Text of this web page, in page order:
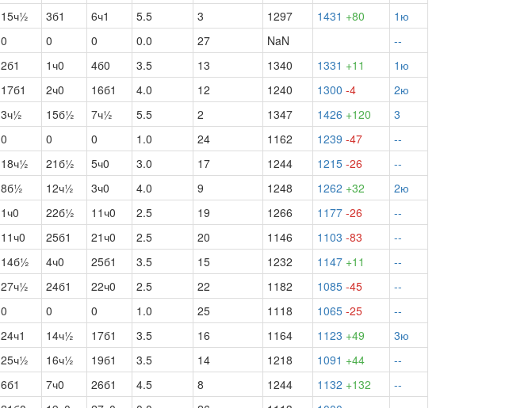
15ч½ 3б1 6ч1 5.5 3 1297 1431 +80
1ю
0 0 0 0.0 27 NaN
--
2б1 1ч0 4б0 3.5 13 1340 1331 +11
1ю
17б1 2ч0 16б1 4.0 12 1240 1300 -4
2ю
3ч½ 15б½ 7ч½ 5.5 2 1347 1426 +120
3
0 0 0 1.0 24 1162 1239 -47
--
18ч½ 21б½ 5ч0 3.0 17 1244 1215 -26
--
8б½ 12ч½ 3ч0 4.0 9 1248 1262 +32
2ю
1ч0 22б½ 11ч0 2.5 19 1266 1177 -26
--
11ч0 25б1 21ч0 2.5 20 1146 1103 -83
--
14б½ 4ч0 25б1 3.5 15 1232 1147 +11
--
27ч½ 24б1 22ч0 2.5 22 1182 1085 -45
--
0 0 0 1.0 25 1118 1065 -25
--
24ч1 14ч½ 17б1 3.5 16 1164 1123 +49
3ю
25ч½ 16ч½ 19б1 3.5 14 1218 1091 +44
--
6б1 7ч0 26б1 4.5 8 1244 1132 +132
--